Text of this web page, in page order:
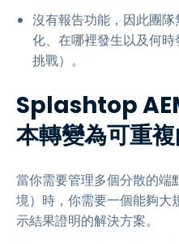
沒有報告功能，因此團
化、在哪裡發生以及何
挑戰）。
Splashtop
本轉變為可重
當你需要管理多個分散的端
境）時，你需要一個能夠大
示結果證明的解決方案。